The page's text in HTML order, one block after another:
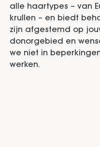
alle haartypes – van
krullen – en biedt
zijn afgestemd op
donorgebied en
we niet in
werken.